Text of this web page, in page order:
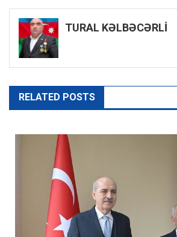
naviqasiyası
TURAL KƏLBƏCƏRLİ
RELATED POSTS